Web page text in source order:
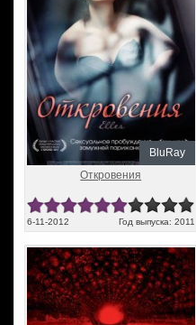
BluRay
Откровения
6-11-2012 Год выпуска: 2011